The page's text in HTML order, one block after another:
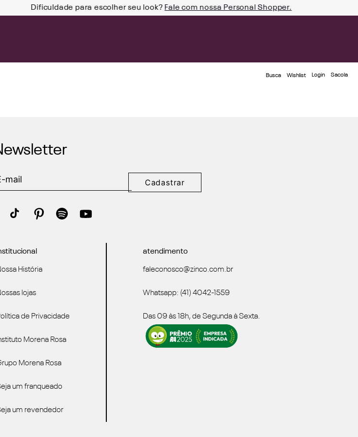
Dificuldade para escolher seu look? Fale com nossa Personal Shopper.
Busca Wishlist Login
Cadastrar
História
lojas
de Privacidade
Morena Rosa
Morena Rosa
um franqueado
um revendedor
atendimento
faleconosco@zinco.com.br
Whatsapp: (41) 4042-1559
Das 09 às 18h, de Segunda à Sexta.